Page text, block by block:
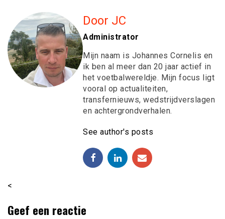
Door JC
Administrator
Mijn naam is Johannes Cornelis en
ik ben al meer dan 20 jaar actief in
het voetbalwereldje. Mijn focus ligt
vooral op actualiteiten,
transfernieuws, wedstrijdverslagen
en achtergrondverhalen.
See author's posts
<
Geef een reactie